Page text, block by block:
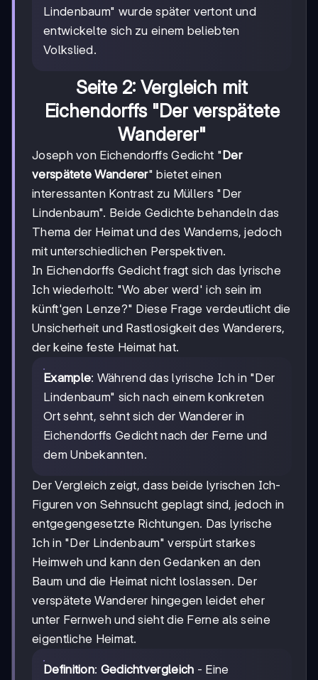
Lindenbaum" wurde später vertont und
entwickelte sich zu einem beliebten
Volkslied.
Seite 2: Vergleich mit
Eichendorffs "Der verspätete
Wanderer"
Joseph von Eichendorffs Gedicht "Der
verspätete Wanderer" bietet einen
interessanten Kontrast zu Müllers "Der
Lindenbaum". Beide Gedichte behandeln das
Thema der Heimat und des Wanderns, jedoch
mit unterschiedlichen Perspektiven.
In Eichendorffs Gedicht fragt sich das lyrische
Ich wiederholt: "Wo aber werd' ich sein im
künft'gen Lenze?" Diese Frage verdeutlicht die
Unsicherheit und Rastlosigkeit des Wanderers,
der keine feste Heimat hat.
Example: Während das lyrische Ich in "Der
Lindenbaum" sich nach einem konkreten
Ort sehnt, sehnt sich der Wanderer in
Eichendorffs Gedicht nach der Ferne und
dem Unbekannten.
Der Vergleich zeigt, dass beide lyrischen Ich-
Figuren von Sehnsucht geplagt sind, jedoch in
entgegengesetzte Richtungen. Das lyrische
Ich in "Der Lindenbaum" verspürt starkes
Heimweh und kann den Gedanken an den
Baum und die Heimat nicht loslassen. Der
verspätete Wanderer hingegen leidet eher
unter Fernweh und sieht die Ferne als seine
eigentliche Heimat.
Definition: Gedichtvergleich - Eine